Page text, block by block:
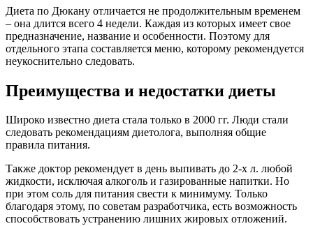
Диета по Дюкану отличается не продолжительным временем
– она длится всего 4 недели. Каждая из которых имеет свое
предназначение, название и особенности. Поэтому для
отдельного этапа составляется меню, которому рекомендуется
неукоснительно следовать.
Преимущества и недостатки диеты
Широко известно диета стала только в 2000 гг. Люди стали
следовать рекомендациям диетолога, выполняя общие
правила питания.
Также доктор рекомендует в день выпивать до 2-х л. любой
жидкости, исключая алкоголь и газированные напитки. Но
при этом соль для питания свести к минимуму. Только
благодаря этому, по советам разработчика, есть возможность
способствовать устранению лишних жировых отложений.